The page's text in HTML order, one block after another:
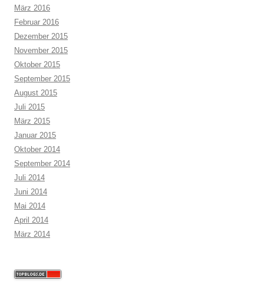
März 2016
Februar 2016
Dezember 2015
November 2015
Oktober 2015
September 2015
August 2015
Juli 2015
März 2015
Januar 2015
Oktober 2014
September 2014
Juli 2014
Juni 2014
Mai 2014
April 2014
März 2014